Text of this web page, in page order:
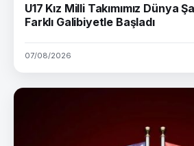
U17 Kız Milli Takımımız Dünya
Farklı Galibiyetle Başladı
07/08/2026